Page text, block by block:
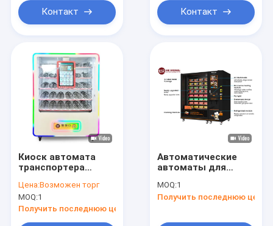
Контакт Контакт
Киоск автомата
транспортера
льда
Цена:Возможен торг
MOQ:1
Получить последнюю цену
Автоматические
автоматы для
MOQ:1
Получить последнюю цену